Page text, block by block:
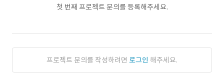
첫 번째 프로젝트 문의를 등록해주세요.
프로젝트 문의를 작성하려면 로그인 해주세요.